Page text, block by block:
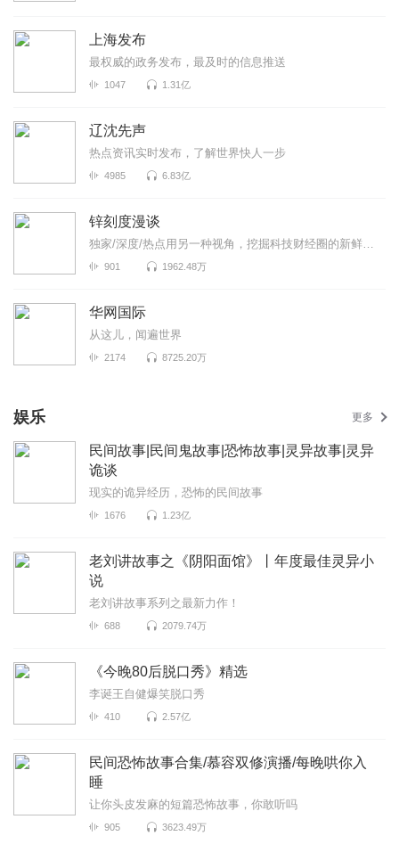
上海发布
最权威的政务发布，最及时的信息推送
1047 1.31亿
辽沈先声
热点资讯实时发布，了解世界快人一步
4985 6.83亿
锌刻度漫谈
独家/深度/热点用另一种视角，挖掘科技财经圈的新鲜事！《锌刻度漫谈》是锌刻度与喜马拉雅联合出品...
901 1962.48万
华网国际
从这儿，闻遍世界
2174 8725.20万
娱乐 更多
民间故事|民间鬼故事|恐怖故事|灵异故事|灵异
诡谈
现实的诡异经历，恐怖的民间故事
1676 1.23亿
老刘讲故事之《阴阳面馆》丨年度最佳灵异小
说
老刘讲故事系列之最新力作！
688 2079.74万
《今晚80后脱口秀》精选
李诞王自健爆笑脱口秀
410 2.57亿
民间恐怖故事合集/慕容双修演播/每晚哄你入
睡
让你头皮发麻的短篇恐怖故事，你敢听吗
905 3623.49万